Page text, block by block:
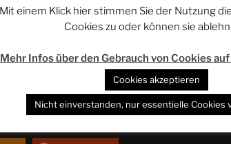
des Phantastischen Projekts:
Telegram:https://t.me/phan_pro
Beitrag teilt!
Mit einem Klick hier stimmen Sie der Nutzung
Cookies zu oder können sie
Mehr Infos über den Gebrauch von Cookies
Cookies akzeptieren
Nicht einverstanden, nur essentielle Cookies